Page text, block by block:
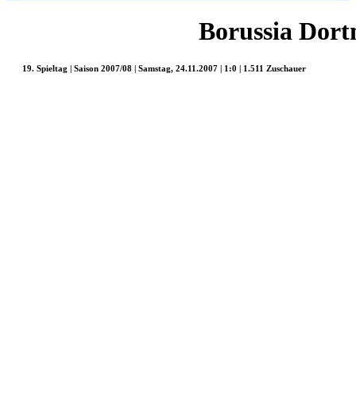
Borussia
19. Spieltag | Saison 2007/08 | Samstag, 24.11.2007 | 1:0 | 1.511 Zuschauer